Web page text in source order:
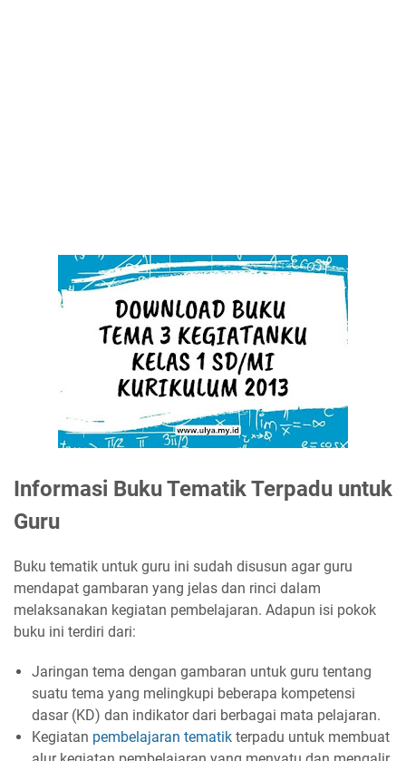
Informasi Buku Tematik Terpadu untuk
Guru
Buku tematik untuk guru ini sudah disusun agar guru
mendapat gambaran yang jelas dan rinci dalam
melaksanakan kegiatan pembelajaran. Adapun isi pokok
buku ini terdiri dari:
Jaringan tema dengan gambaran untuk guru tentang
suatu tema yang melingkupi beberapa kompetensi
dasar (KD) dan indikator dari berbagai mata pelajaran.
Kegiatan pembelajaran tematik terpadu untuk membuat